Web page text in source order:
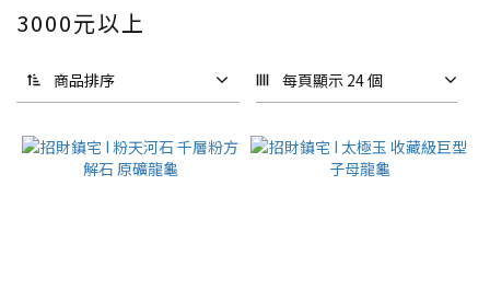
3000元以上
商品排序 每頁顯示 24 個